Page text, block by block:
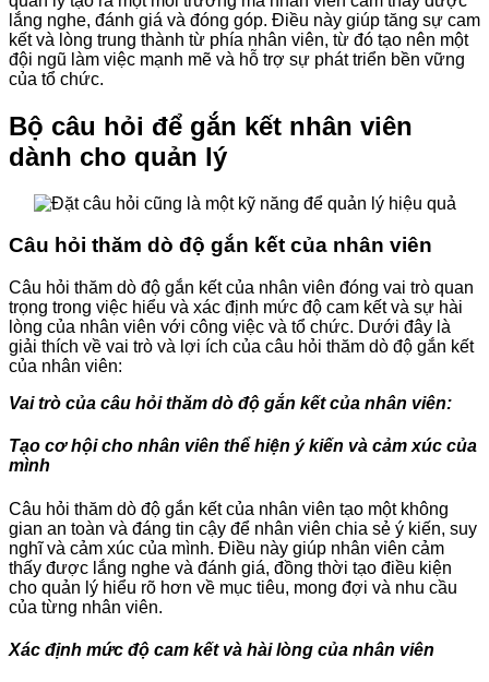
lắng nghe, đánh giá và đóng góp. Điều này giúp tăng sự cam
kết và lòng trung thành từ phía nhân viên, từ đó tạo nên một
đội ngũ làm việc mạnh mẽ và hỗ trợ sự phát triển bền vững
của tổ chức.
Bộ câu hỏi để gắn kết nhân viên
dành cho quản lý
Câu hỏi thăm dò độ gắn kết của nhân viên
Câu hỏi thăm dò độ gắn kết của nhân viên đóng vai trò quan
trọng trong việc hiểu và xác định mức độ cam kết và sự hài
lòng của nhân viên với công việc và tổ chức. Dưới đây là
giải thích về vai trò và lợi ích của câu hỏi thăm dò độ gắn kết
của nhân viên:
Vai trò của câu hỏi thăm dò độ gắn kết của nhân viên:
Tạo cơ hội cho nhân viên thể hiện ý kiến và cảm xúc của
mình
Câu hỏi thăm dò độ gắn kết của nhân viên tạo một không
gian an toàn và đáng tin cậy để nhân viên chia sẻ ý kiến, suy
nghĩ và cảm xúc của mình. Điều này giúp nhân viên cảm
thấy được lắng nghe và đánh giá, đồng thời tạo điều kiện
cho quản lý hiểu rõ hơn về mục tiêu, mong đợi và nhu cầu
của từng nhân viên.
Xác định mức độ cam kết và hài lòng của nhân viên